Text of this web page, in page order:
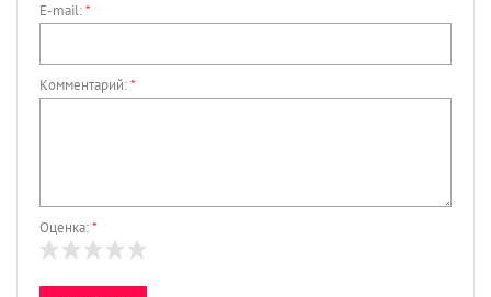
E-mail:*
Комментарий:*
Оценка:*